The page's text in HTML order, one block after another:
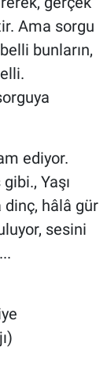
Ama sorgu
bunların,
ediyor.
Yaşı
hâlâ gür
sesini